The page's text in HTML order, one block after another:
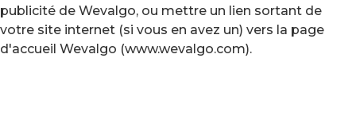
publicité de Wevalgo, ou mettre un lien sortant de
votre site internet (si vous en avez un) vers la page
d'accueil Wevalgo (www.wevalgo.com).